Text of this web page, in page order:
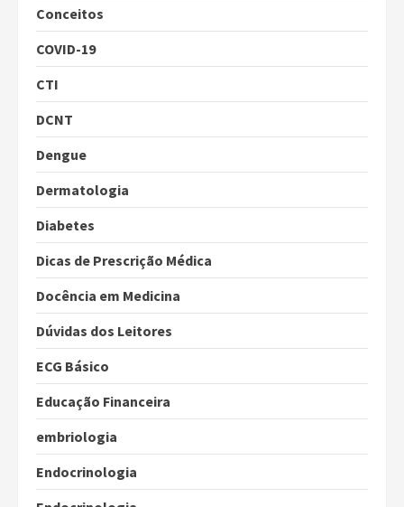
Conceitos
COVID-19
CTI
DCNT
Dengue
Dermatologia
Diabetes
Dicas de Prescrição Médica
Docência em Medicina
Dúvidas dos Leitores
ECG Básico
Educação Financeira
embriologia
Endocrinologia